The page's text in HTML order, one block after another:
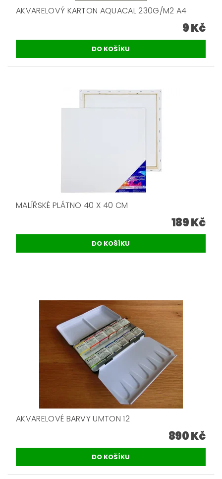
AKVARELOVÝ KARTON AQUACAL 230G/M2 A4
9 Kč
MALÍŘSKÉ PLÁTNO 40 X 40 CM
189 Kč
AKVARELOVÉ BARVY UMTON 12
890 Kč